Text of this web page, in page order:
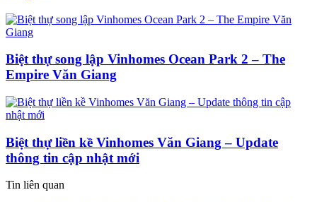
Biệt thự song lập Vinhomes Ocean Park 2 – The
Empire Văn Giang
Biệt thự liền kề Vinhomes Văn Giang – Update
thông tin cập nhật mới
Tin liên quan